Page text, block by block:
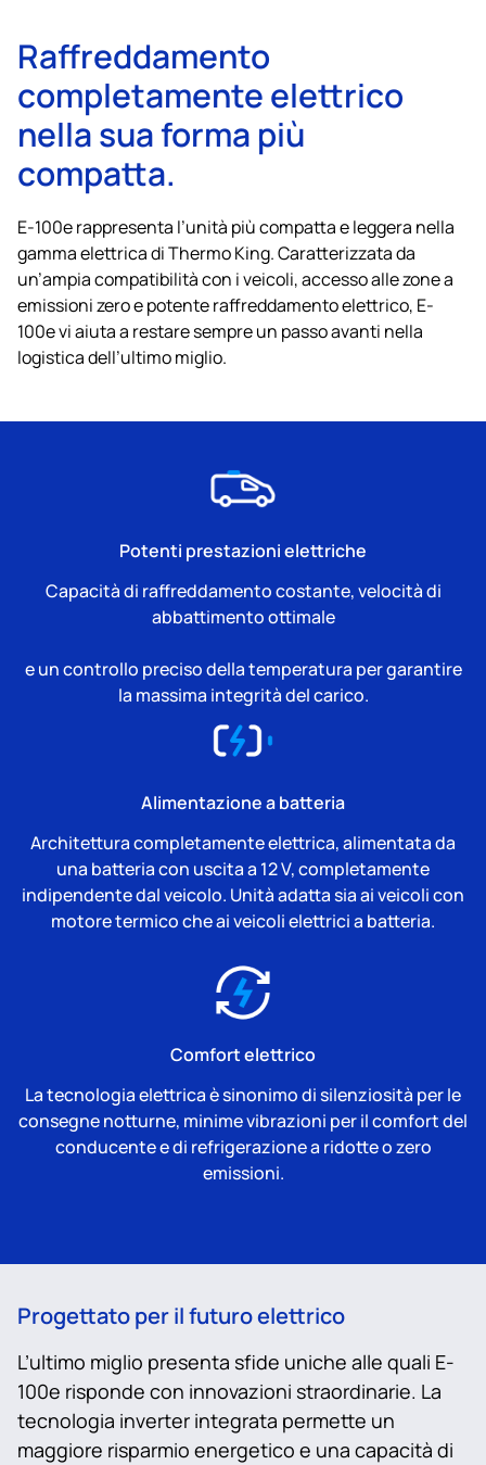
Raffreddamento
completamente elettrico
nella sua forma più
compatta.
E-100e rappresenta l’unità più compatta e leggera nella
gamma elettrica diThermo King. Caratterizzata da
un’ampia compatibilità con i veicoli, accesso alle zone a
emissioni zero e potente raffreddamento elettrico, E-
100e vi aiuta a restare sempre un passo avanti nella
logistica dell’ultimo miglio.
Potenti prestazioni elettriche
Capacità di raffreddamento costante, velocità di
abbattimento ottimale
e un controllo preciso della temperatura per garantire
la massima integrità del carico.
Alimentazione a batteria
Architettura completamente elettrica, alimentata da
una batteria con uscita a 12 V, completamente
indipendente dal veicolo. Unità adatta sia ai veicoli con
motore termico che ai veicoli elettrici a batteria.
Comfort elettrico
La tecnologia elettrica è sinonimo di silenziosità per le
consegne notturne, minime vibrazioni per il comfort del
conducente e di refrigerazione a ridotte o zero
emissioni.
Progettato per il futuro elettrico
L’ultimo miglio presenta sfide uniche alle quali E-
100e risponde con innovazioni straordinarie. La
tecnologia inverter integrata permette un
maggiore risparmio energetico e una capacità di